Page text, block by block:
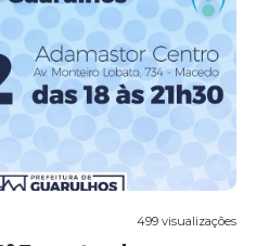
499 visualizações